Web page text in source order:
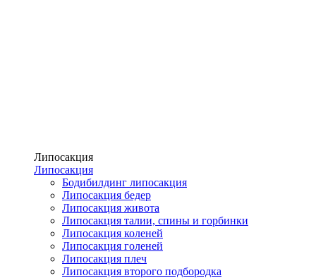
Липосакция
Липосакция
Бодибилдинг липосакция
Липосакция бедер
Липосакция живота
Липосакция талии, спины и горбинки
Липосакция коленей
Липосакция голеней
Липосакция плеч
Липосакция второго подбородка